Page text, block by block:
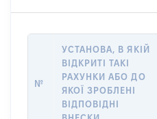
№
УСТАНОВА, В ЯКІЙ
ВІДКРИТІ ТАКІ
РАХУНКИ АБО ДО
ЯКОЇ ЗРОБЛЕНІ
ВІДПОВІДНІ